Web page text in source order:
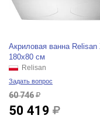
Акриловая ванна Relisan
180x80 см
Relisan
Задать вопрос
60 746
50 419